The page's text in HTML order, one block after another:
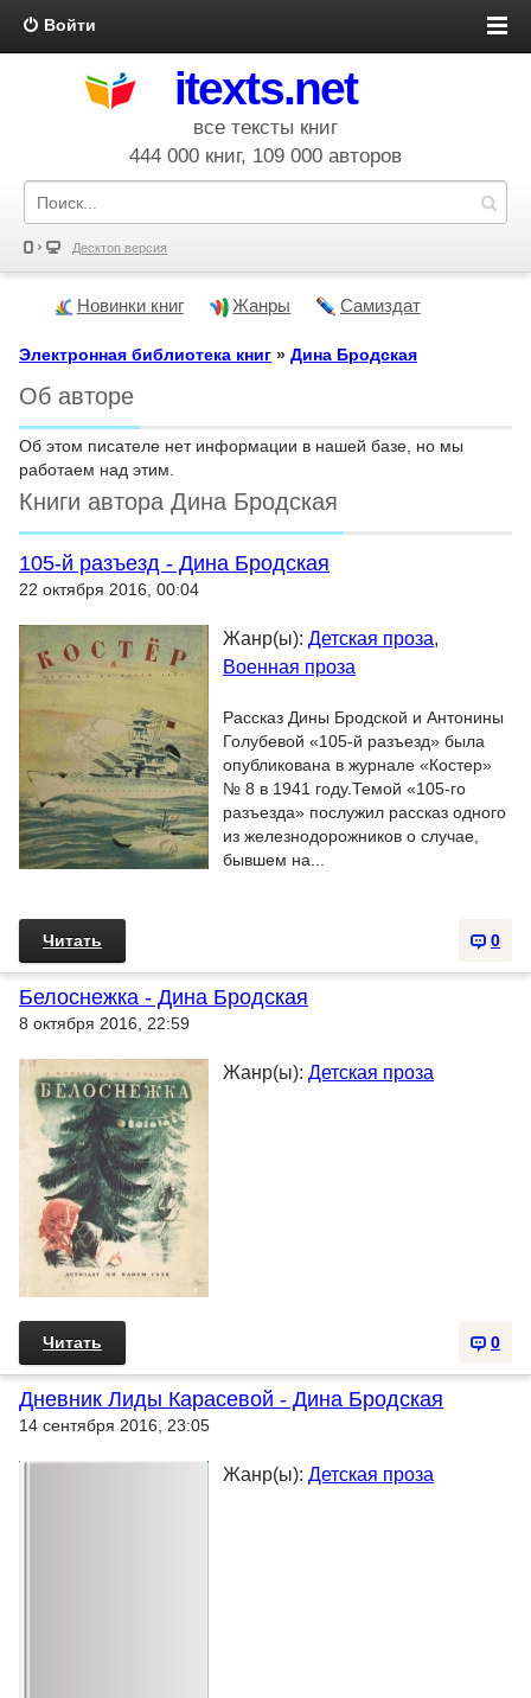
Войти
itexts.net
все тексты книг
444 000 книг, 109 000 авторов
Десктоп версия
Новинки книг Жанры Самиздат
Электронная библиотека книг » Дина Бродская
Об авторе
Об этом писателе нет информации в нашей базе, но мы
работаем над этим.
Книги автора Дина Бродская
105-й разъезд - Дина Бродская
22 октября 2016, 00:04
Жанр(ы): Детская проза,
Военная проза
Рассказ Дины Бродской и Антонины
Голубевой «105-й разъезд» была
опубликована в журнале «Костер»
№ 8 в 1941 году.Темой «105-го
разъезда» послужил рассказ одного
из железнодорожников о случае,
бывшем на...
0
Читать
Белоснежка - Дина Бродская
8 октября 2016, 22:59
Жанр(ы): Детская проза
0
Читать
Дневник Лиды Карасевой - Дина Бродская
14 сентября 2016, 23:05
Жанр(ы): Детская проза